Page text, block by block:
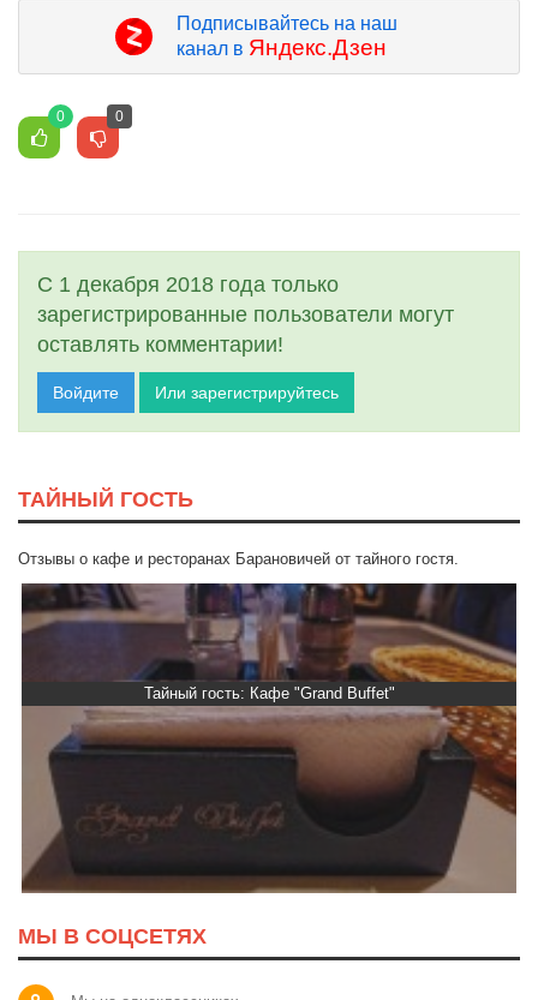
Подписывайтесь на наш
канал в Яндекс.Дзен
0 0
С 1 декабря 2018 года только
зарегистрированные пользователи могут
оставлять комментарии!
Войдите Или зарегистрируйтесь
ТАЙНЫЙ ГОСТЬ
Отзывы о кафе и ресторанах Барановичей от тайного гостя.
Тайный гость: Кафе "Grand Buffet"
МЫ В СОЦСЕТЯХ